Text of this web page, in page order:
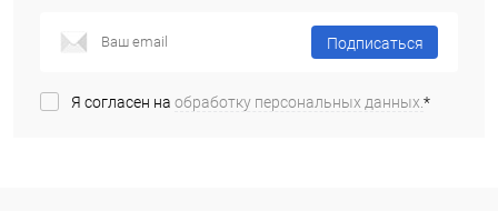
Подписаться
Я согласен на обработку персональных данных.*